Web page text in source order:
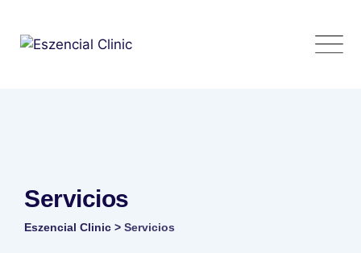
content
Servicios
Eszencial Clinic > Servicios